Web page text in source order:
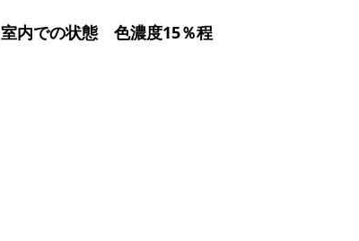
室内での状態　色濃度15％程